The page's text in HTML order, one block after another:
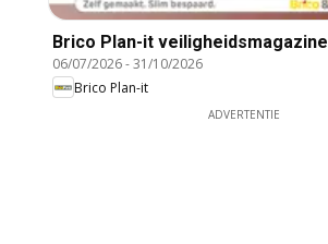
Brico Plan-it veiligheidsmagazine
06/07/2026-31/10/2026
Brico Plan-it
ADVERTENTIE